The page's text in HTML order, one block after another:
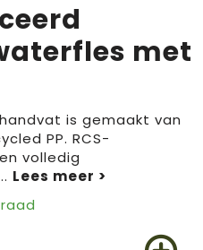
met
is gemaakt van
PP. RCS-
volledig